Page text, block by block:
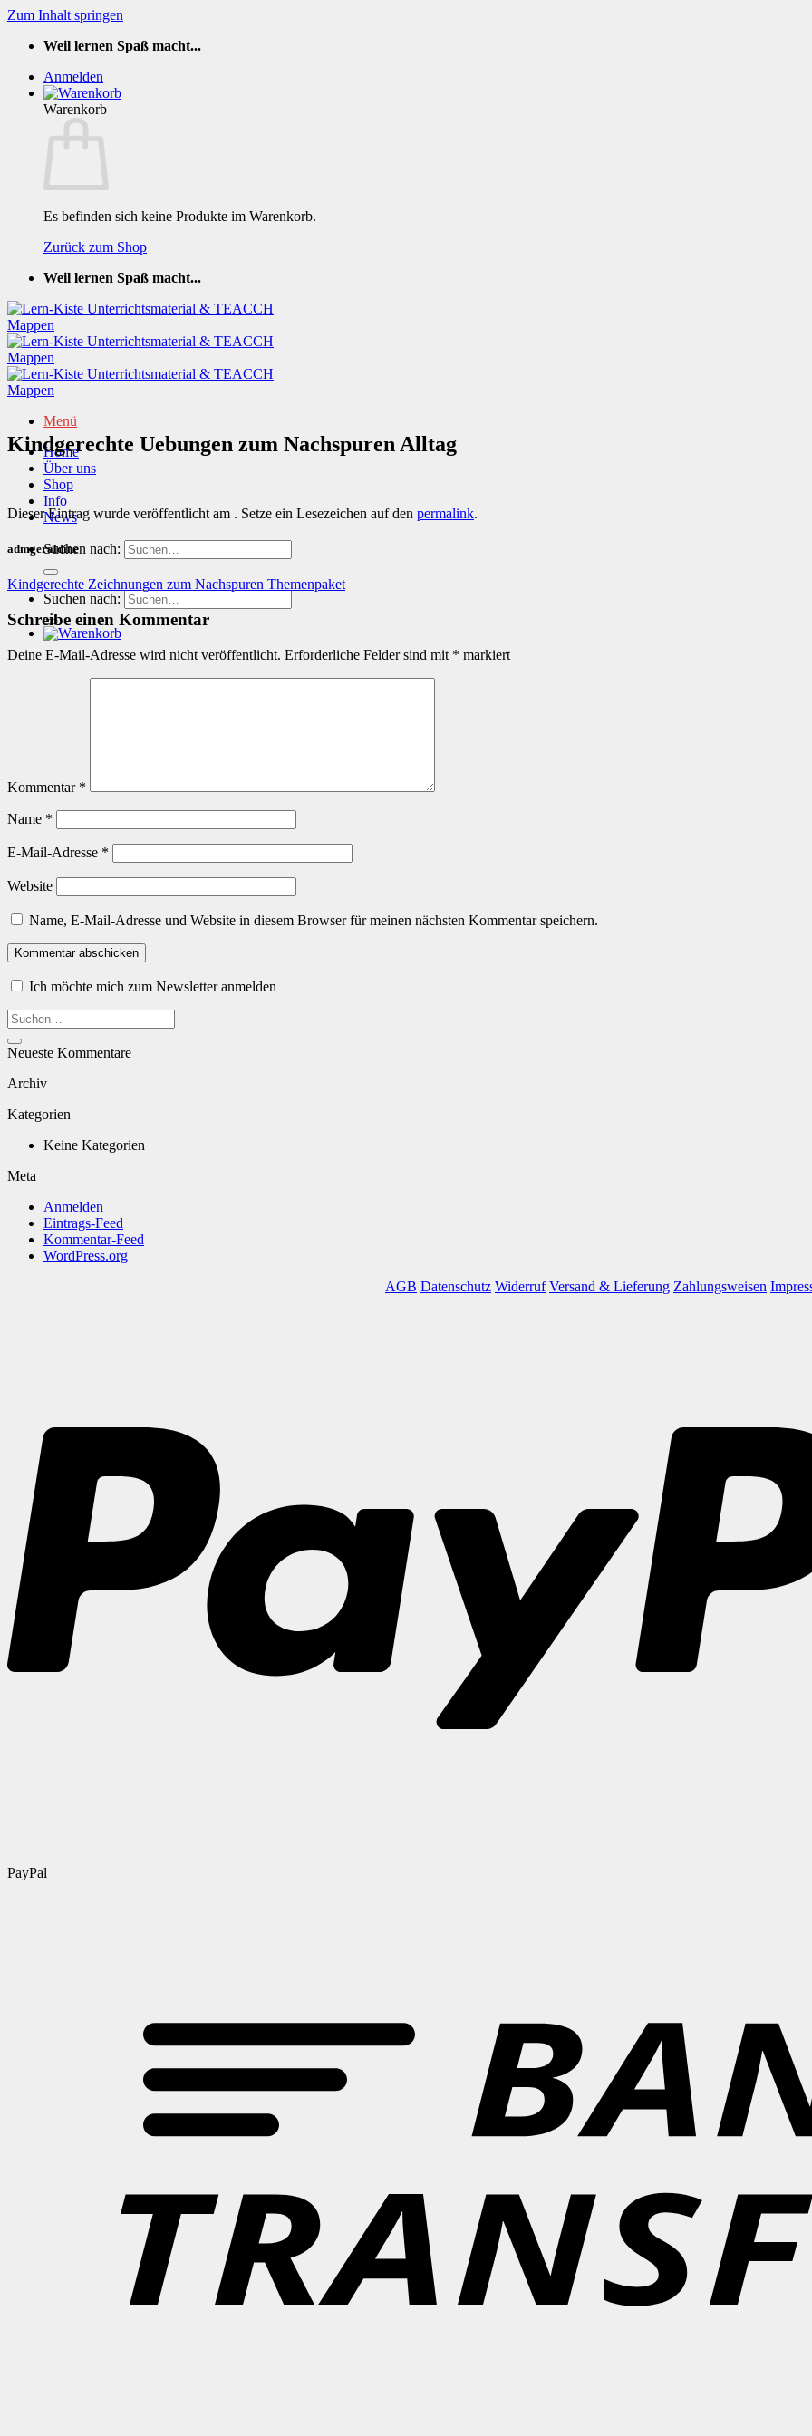
Zum Inhalt springen
Weil lernen Spaß macht...
Anmelden
Warenkorb
Es befinden sich keine Produkte im Warenkorb.
Zurück zum Shop
Weil lernen Spaß macht...
Menü
Home
Über uns
Shop
Info
News
Suchen nach:
Suchen nach:
Kindgerechte Uebungen zum Nachspuren Alltag
Dieser Eintrag wurde veröffentlicht am . Setze ein Lesezeichen auf den permalink.
admgeraldine
Kindgerechte Zeichnungen zum Nachspuren Themenpaket
Schreibe einen Kommentar
Deine E-Mail-Adresse wird nicht veröffentlicht. Erforderliche Felder sind mit * markiert
Kommentar *
Name *
E-Mail-Adresse *
Website
Name, E-Mail-Adresse und Website in diesem Browser für meinen nächsten Kommentar speichern.
Ich möchte mich zum Newsletter anmelden
Neueste Kommentare
Archiv
Kategorien
Keine Kategorien
Meta
Anmelden
Eintrags-Feed
Kommentar-Feed
WordPress.org
AGB Datenschutz Widerruf Versand & Lieferung Zahlungsweisen
PayPal